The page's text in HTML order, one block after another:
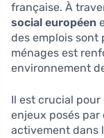
française. À
social européen
des emplois sont
ménages est
environnement
Il est crucial
enjeux posés par
activement dans